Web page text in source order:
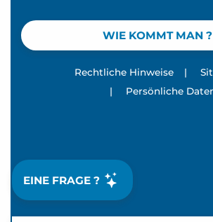
EINE FRAGE ?
WIE KOMMT MAN ?
Rechtliche Hinweise |
|
Persönliche